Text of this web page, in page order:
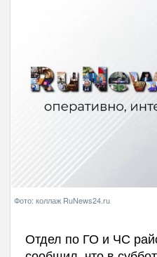
Фото: коллаж RuNews24.ru
Отдел по ГО и ЧС